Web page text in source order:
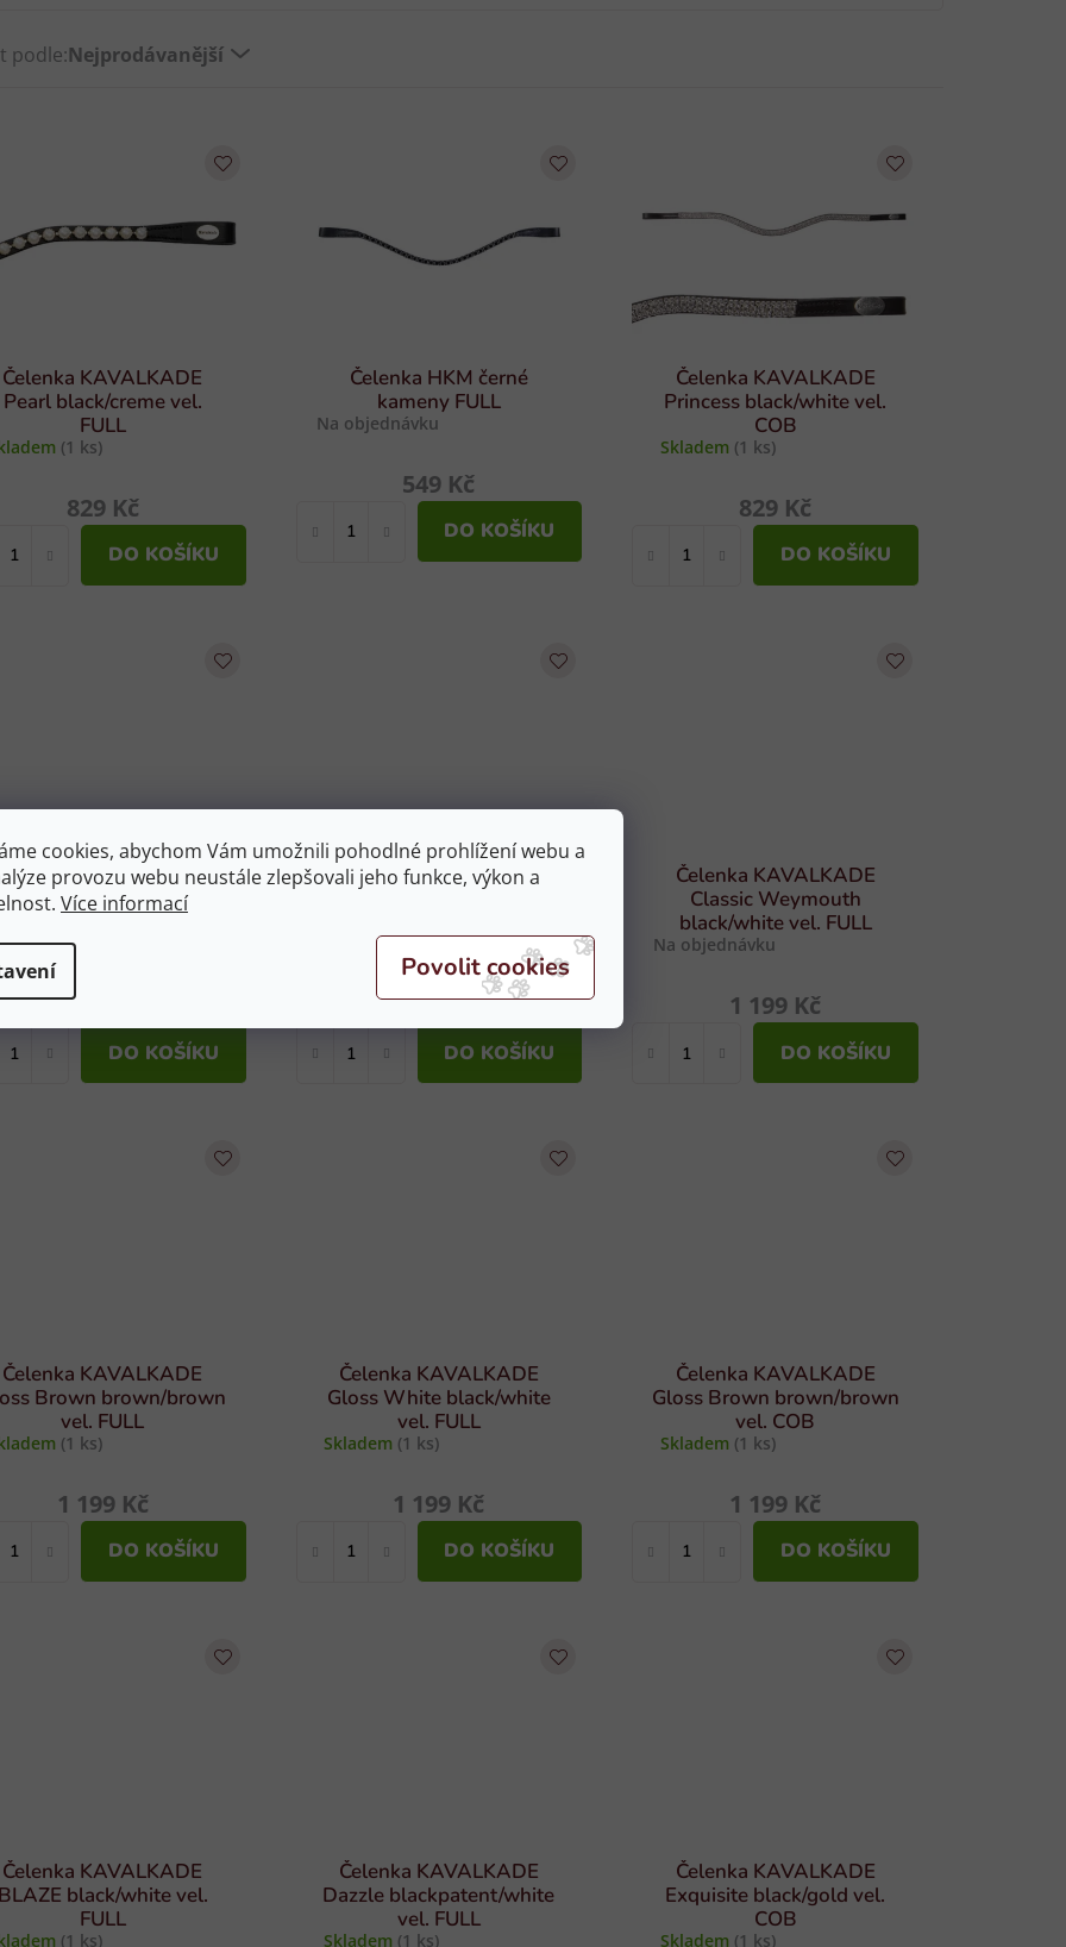
cookies, abychom Vám umožnili pohodlné prohlížení webu a
provozu webu neustále zlepšovali jeho funkce, výkon a
Více informací
podle:Nejprodávanější
Čelenka KAVALKADE
Pearl black/creme vel.
FULL
(1 ks)
829 Kč
DO KOŠÍKU
Čelenka HKM černé
kameny FULL
Na objednávku
549 Kč
DO KOŠÍKU
Čelenka KAVALKADE
Princess black/white vel.
COB
Skladem (1 ks)
829 Kč
DO KOŠÍKU
Čelenka KAVALKADE
White black/white
(1 ks)
1 199 Kč
DO KOŠÍKU
Čelenka KAVALKADE
Skladem
1 039 Kč
DO KOŠÍKU
Čelenka KAVALKADE
Classic Weymouth
black/white vel. FULL
Na objednávku
1 199 Kč
DO KOŠÍKU
Čelenka KAVALKADE
Brown brown/brown
vel. FULL
(1 ks)
1 199 Kč
DO KOŠÍKU
Čelenka KAVALKADE
Gloss White black/white
vel. FULL
Skladem (1 ks)
1 199 Kč
DO KOŠÍKU
Čelenka KAVALKADE
Gloss Brown brown/brown
vel. COB
Skladem (1 ks)
1 199 Kč
DO KOŠÍKU
Čelenka KAVALKADE
BLAZE black/white vel.
FULL
(1 ks)
Čelenka KAVALKADE
Dazzle blackpatent/white
vel. FULL
Skladem (1 ks)
Čelenka KAVALKADE
Exquisite black/gold vel.
COB
Skladem (1 ks)